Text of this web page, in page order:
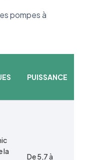
pompes à
PUISSANCE
la
De 5,7 à